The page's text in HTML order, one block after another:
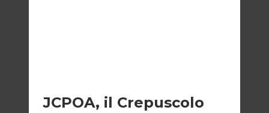
JCPOA, il Crepuscolo